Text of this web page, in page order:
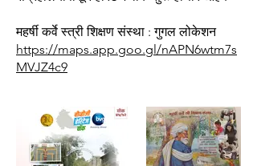
महर्षी कर्वे स्त्री शिक्षण संस्था : गुगल लोकेशन
https://maps.app.goo.gl/nAPN6wtm7s
MVJZ4c9